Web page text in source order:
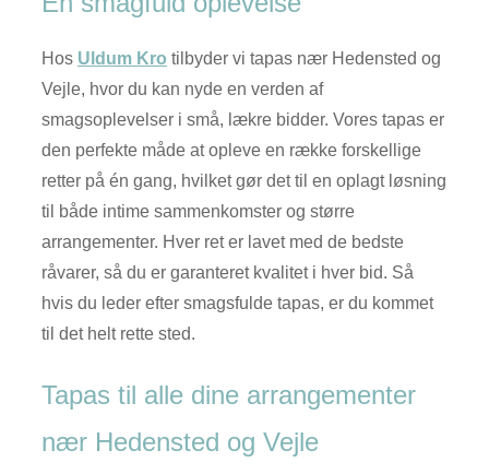
Hos Uldum Kro tilbyder vi tapas nær Hedensted og
Vejle, hvor du kan nyde en verden af
smagsoplevelser i små, lækre bidder. Vores tapas er
den perfekte måde at opleve en række forskellige
retter på én gang, hvilket gør det til en oplagt løsning
til både intime sammenkomster og større
arrangementer. Hver ret er lavet med de bedste
råvarer, så du er garanteret kvalitet i hver bid. Så
hvis du leder efter smagsfulde tapas, er du kommet
til det helt rette sted.
Tapas til alle dine arrangementer
nær Hedensted og Vejle